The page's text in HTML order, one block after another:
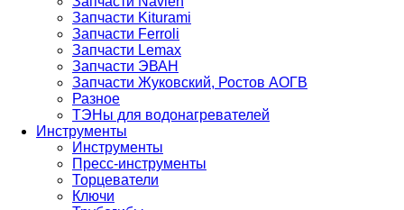
Запчасти Kiturami
Запчасти Ferroli
Запчасти Lemax
Запчасти ЭВАН
Запчасти Жуковский, Ростов АОГВ
Разное
ТЭНы для водонагревателей
Инструменты
Инструменты
Пресс-инструменты
Торцеватели
Ключи